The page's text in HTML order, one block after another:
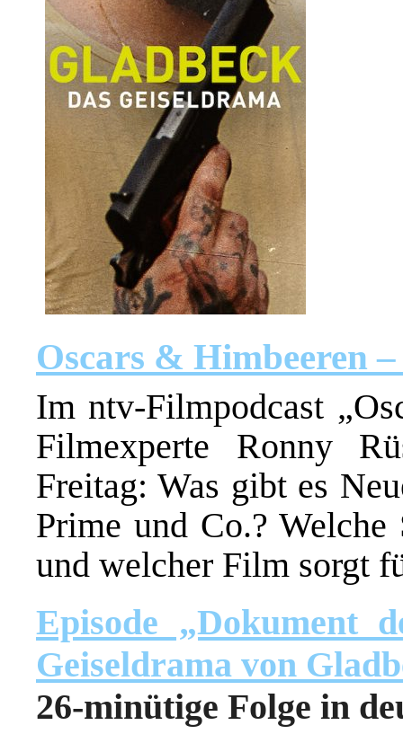
Oscars & Himbeeren
Im ntv-Filmpodcast
Filmexperte Ronny
Freitag: Was gibt es
Prime und Co.?
und welcher Film sorgt
Episode „Dokument
Geiseldrama von
26-minütige Folge in